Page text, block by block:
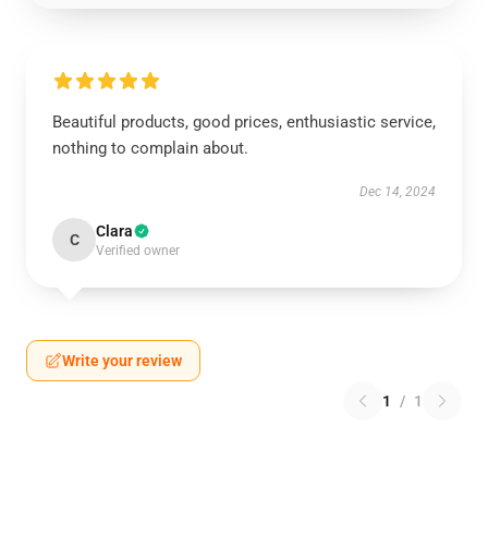
Beautiful products, good prices, enthusiastic service,
nothing to complain about.
Dec 14, 2024
C Clara
Verified owner
Write your review
1 / 1